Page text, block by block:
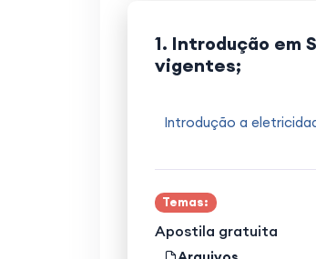
1. Introdução em
vigentes;
Introdução a
Temas:
Apostila gratuita